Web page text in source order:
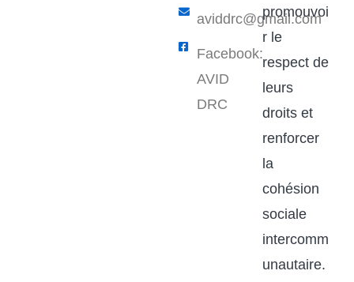
aviddrc@gmail.com​
Facebook:
AVID
DRC
promouvoi
r le
respect de
leurs
droits et
renforcer
la
cohésion
sociale
intercomm
unautaire.